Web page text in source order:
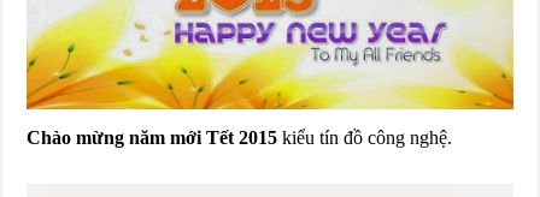
Chào mừng năm mới Tết 2015 kiểu tín đồ công nghệ.